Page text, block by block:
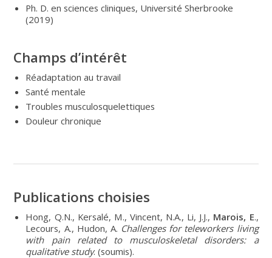
Ph. D. en sciences cliniques, Université Sherbrooke
(2019)
Champs d’intérêt
Réadaptation au travail
Santé mentale
Troubles musculosquelettiques
Douleur chronique
Publications choisies
Hong, Q.N., Kersalé, M., Vincent, N.A., Li, J.J., Marois, E.,
Lecours, A., Hudon, A. Challenges for teleworkers living
with pain related to musculoskeletal disorders: a
qualitative study. (soumis).